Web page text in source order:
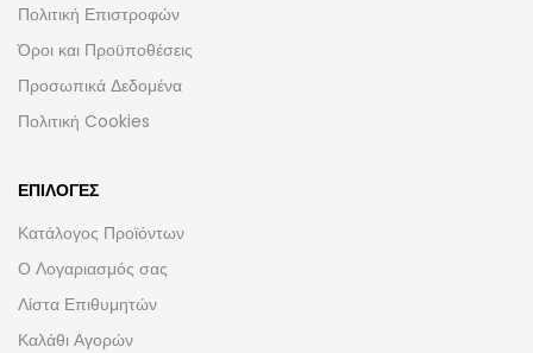
Πολιτική Επιστροφών
Όροι και Προϋποθέσεις
Προσωπικά Δεδομένα
Πολιτική Cookies
ΕΠΙΛΟΓΈΣ
Κατάλογος Προϊόντων
Ο Λογαριασμός σας
Λίστα Επιθυμητών
Καλάθι Αγορών